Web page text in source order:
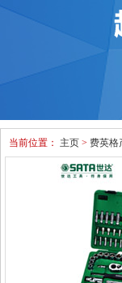
当前位置： 主页 > 费英格